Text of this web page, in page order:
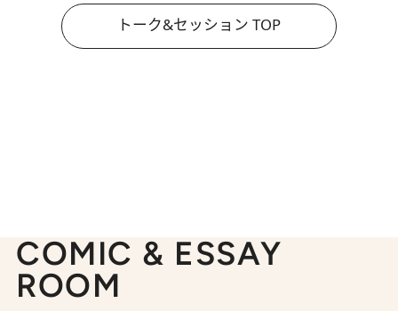
トーク&セッション TOP
COMIC & ESSAY
ROOM